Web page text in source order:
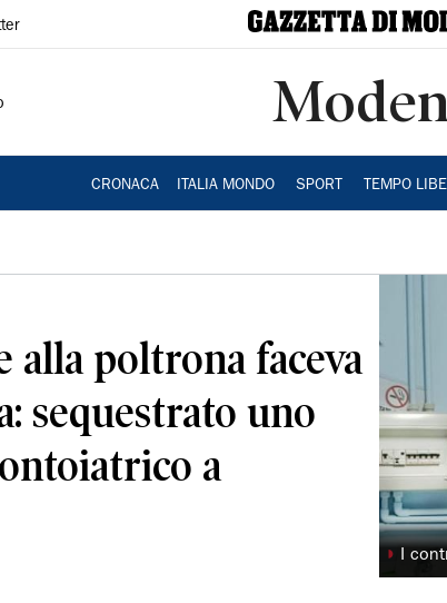
CRONACA ITALIA MONDO SPORT TEMPO
alla poltrona faceva
sequestrato uno
a
◗ I